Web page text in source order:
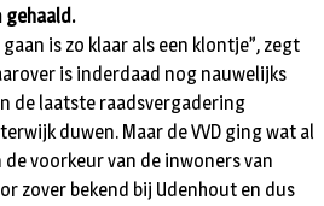
gehaald.
is zo klaar als een klontje”, zegt
is inderdaad nog nauwelijks
de laatste raadsvergadering
duwen. Maar de VVD ging wat al
voorkeur van de inwoners van
zover bekend bij Udenhout en dus